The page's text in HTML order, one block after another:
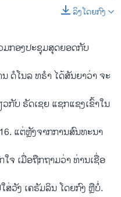
ລິງໂດຍກົງ
ມກອງປະຊຸມສຸດຍອດກັບ
ດໍໂນລ ທຣຳ ໄດ້ສັນຍາວ່າ ຈະ
ກັບ ຣັດເຊຍ ແຊກແຊງເຂົ້າໃນ
ແຕ່ຫຼັງຈາກການສົນທະນາ
ຈ ເມື່ອຖືກຖາມວ່າ ທ່ານເຊື່ອ
ວັງ ເຄຣັມລິນ ໂດຍກົງ ຫຼືບໍ່.